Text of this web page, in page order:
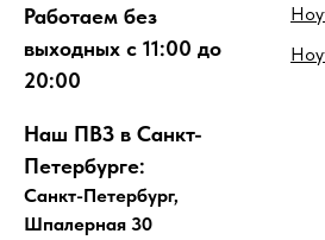
Работаем без
выходных с 11:00 до
20:00
Наш ПВЗ в Санкт-
Петербурге:
Санкт-Петербург,
Шпалерная 30